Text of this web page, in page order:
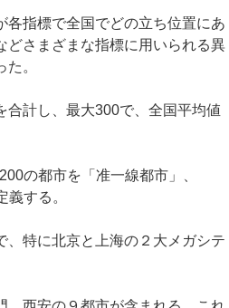
指標で全国でどの立ち位置にあ
どさまざまな指標に用いられる異
。
計し、最大300で、全国平均値
の都市を「准一線都市」、
する。
特に北京と上海の２大メガシテ